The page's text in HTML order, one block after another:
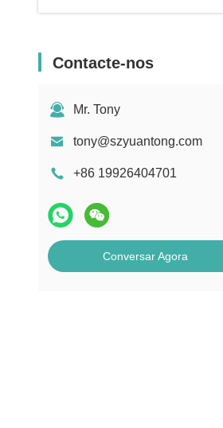
Contacte-nos
Mr. Tony
tony@szyuantong.com
+86 19926404701
Conversar Agora